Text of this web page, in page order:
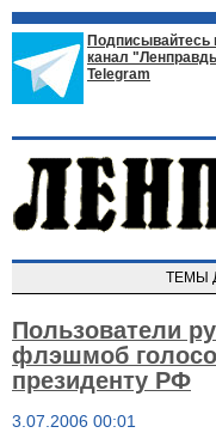
Подписывайтесь
канал
Telegram
ТЕМЫ
Пользователи
флэшмоб
президенту РФ
3.07.2006 00:01